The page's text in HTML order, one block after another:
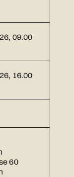
09.00
16.00
60